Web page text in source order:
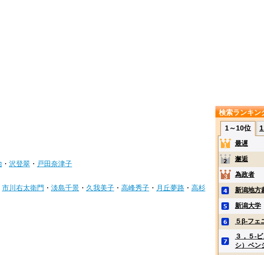
・ 沢登翠・ 戸田奈津子
市川右太衛門 ・ 淡島千景・ 久我美子・ 高峰秀子・ 月丘夢路 ・ 高杉
検索ランキン
1～10位
最遅
邂逅
為政者
新潟地方
新潟大学
５β‐フェ
３，５‐
シ）ベン